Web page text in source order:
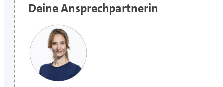
Deine Ansprechpartnerin